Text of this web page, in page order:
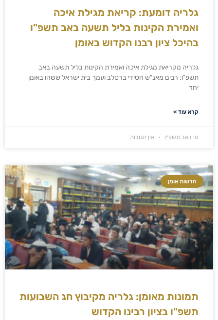
גלריה דומעת: קריאת מגילת איכה
ואמירת הקינות בליל תשעה באב תשפ"ו
בהיכל ציון רבנו הקדוש באומן
גלריה מקריאת מגילת איכה ואמירת הקינות בליל תשעה באב
תשפ"ו: רבים מאנ"ש חסידי ברסלב ועמך בית ישראל ששהו באומן
יחד
קרא עוד »
ט׳ באב תשפ״ו אין תגובות
חדשות אומן
תמונות מאומן: גלריה מקיבוץ חג השבועות
תשפ"ו בציון רבינו הקדוש